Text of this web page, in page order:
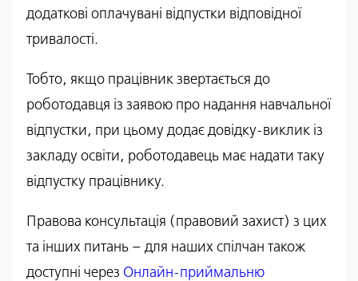
додаткові оплачувані відпустки відповідної
тривалості.
Тобто, якщо працівник звертається до
роботодавця із заявою про надання навчальної
відпустки, при цьому додає довідку-виклик із
закладу освіти, роботодавець має надати таку
відпустку працівнику.
Правова консультація (правовий захист) з цих
та інших питань – для наших спілчан також
доступні через Онлайн-приймальню